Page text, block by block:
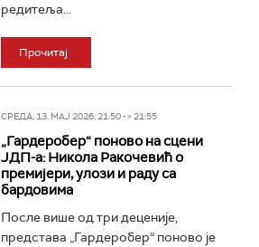
редитеља...
Прочитај
СРЕДА, 13. МАЈ 2026, 21:50 -> 21:55
„Гардеробер“ поново на сцени
ЈДП-а: Никола Ракочевић о
премијери, улози и раду са
бардовима
После више од три деценије,
представа „Гардеробер“ поново је